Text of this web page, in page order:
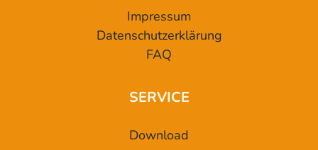
Impressum
Datenschutzerklärung
FAQ
SERVICE
Download